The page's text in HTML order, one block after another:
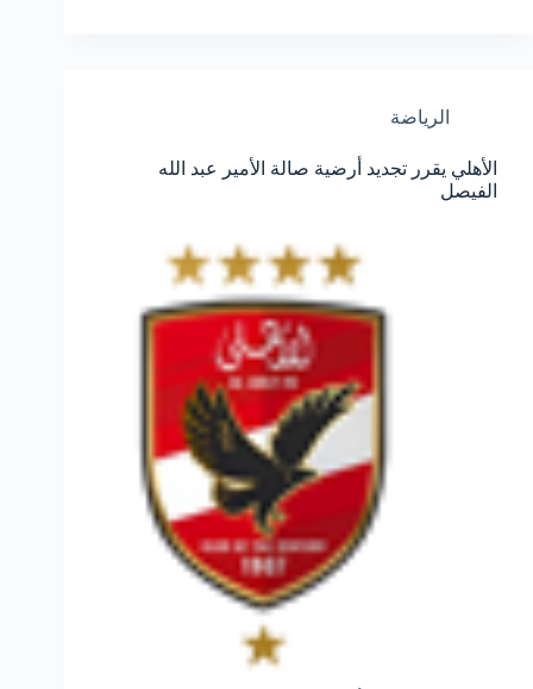
الرياضة
الأهلي يقرر تجديد أرضية صالة الأمير عبد الله
الفيصل